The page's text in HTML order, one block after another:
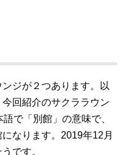
ジが２つあります。以
回紹介のサクララウン
で「別館」の意味で、
なります。2019年12月
です。